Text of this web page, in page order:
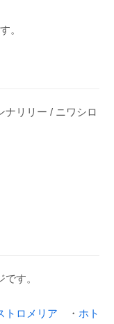
。
ナリリー / ニワシロ
す。
トロメリア ・ ホト